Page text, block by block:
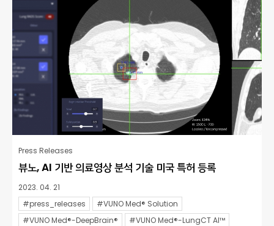
Press Releases
뷰노, AI 기반 의료영상 분석 기술 미국 특허 등록
2023. 04. 21
#press_releases
#VUNO Med® Solution
#VUNO Med®-DeepBrain®
#VUNO Med®-LungCT AI™